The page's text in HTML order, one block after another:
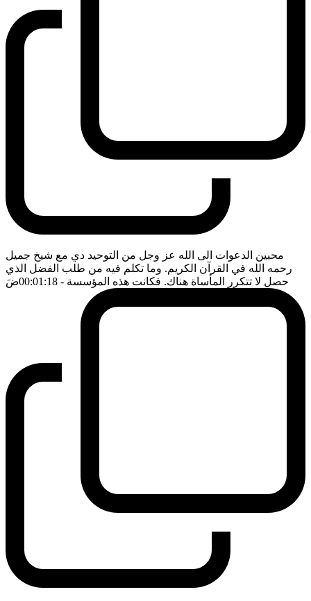
محبين الدعوات الى الله عز وجل من التوحيد دي مع شيخ جميل
رحمه الله في القرآن الكريم. وما تكلم فيه من طلب الفضل الذي
حصل لا تتكرر المأساة هناك. فكانت هذه المؤسسة - 00:01:18 ضَ